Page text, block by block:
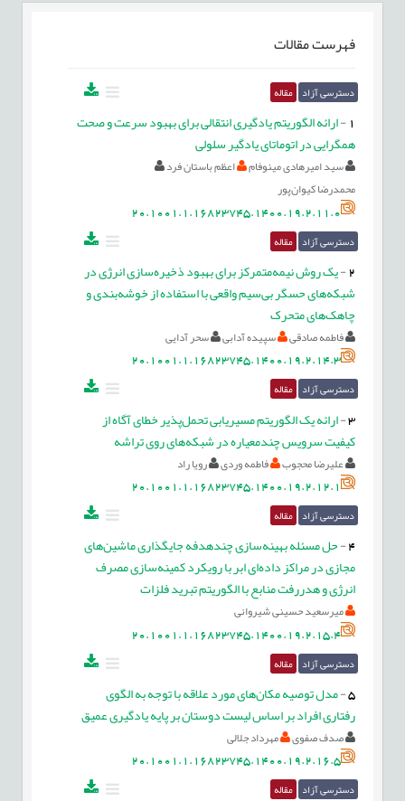
فهرست مقالات
دسترسی آزاد مقاله
-ارائه الگوریتم‌ یادگیری انتقالی برای بهبود سرعت و صحت
همگرایی در اتوماتای یادگیر سلولی
سید امیرهادی مینوفام
اعظم باستان فرد
محمدرضا کیوان‌پور
20.1001.1.16823745.1400.19.2.11.0
دسترسی آزاد مقاله
2
-یک روش نیمه‌متمرکز برای بهبود ذخیره‌سازی انرژی در
شبکه‌های حسگر بی‌سیم واقعی با استفاده از خوشه‌بندی و
چاهک‌های متحرک
فاطمه صادقی سپیده آدابی سحر آدایی
20.1001.1.16823745.1400.19.2.14.3
دسترسی آزاد مقاله
3
-ارائه یک الگوریتم مسیریابی تحمل‌پذیر خطای آگاه از
کیفیت سرویس چندمعیاره در شبکه‌های روی تراشه
علیرضا محجوب فاطمه وردی رویا راد
20.1001.1.16823745.1400.19.2.12.1
دسترسی آزاد مقاله
4
-حل مسئله بهینه‌سازی چندهدفه جایگذاری ماشین‌های
مجازی در مراکز داده‌ای ابر با رویکرد کمینه‌سازی مصرف
انرژی و هدررفت منابع با الگوریتم تبرید فلزات
میرسعید حسینی شیروانی
20.1001.1.16823745.1400.19.2.15.4
دسترسی آزاد مقاله
5
-مدل توصیه مکان‌های مورد علاقه با توجه به الگوی
رفتاری افراد بر اساس لیست دوستان بر پایه یادگیری عمیق
صدف صفوی مهرداد جلالی
20.1001.1.16823745.1400.19.2.16.5
دسترسی آزاد مقاله